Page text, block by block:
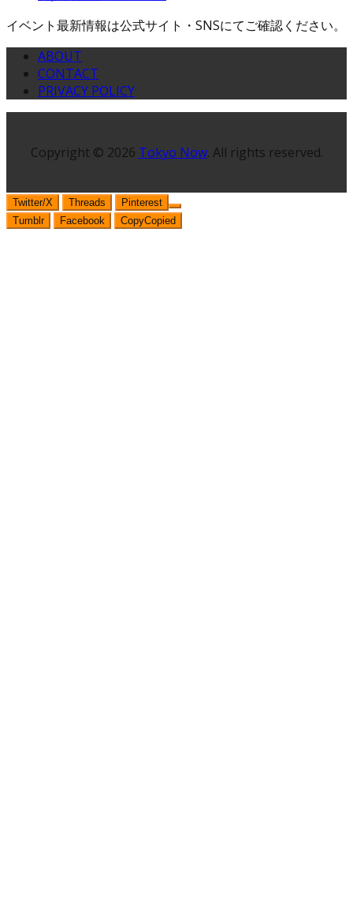
イベント最新情報は公式サイト・SNSにてご確認ください。
ABOUT
CONTACT
PRIVACY POLICY
Copyright © 2026 Tokyo Now. All rights reserved.
Twitter/X Threads
Pinterest
Tumblr
Facebook CopyCopied